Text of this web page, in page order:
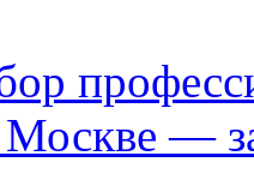
Москве —